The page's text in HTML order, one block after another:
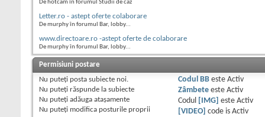
De hotcam în forumul Studii de caz
Letter.ro - astept oferte colaborare
De murphy în forumul Bar, lobby...
www.directoare.ro -astept oferte de colaborare
De murphy în forumul Bar, lobby...
Permisiuni postare
Nu puteţi posta subiecte noi.
Nu puteţi răspunde la subiecte
Nu puteţi adăuga ataşamente
Nu puteţi modifica posturile proprii
Codul BBeste Activ
Zâmbeteeste Activ
Codul
[IMG] este Activ
[VIDEO] code is Activ